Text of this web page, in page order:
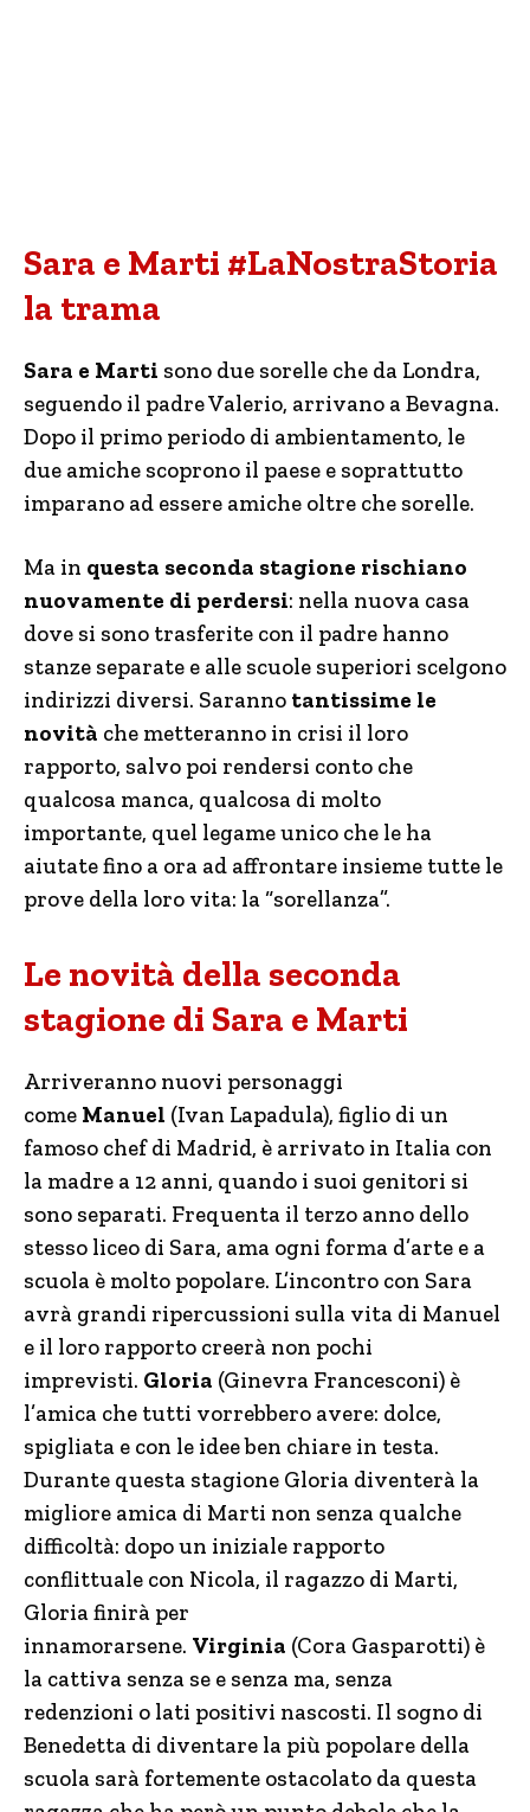
Sara e Marti #LaNostraStoria
la trama
Sara e Marti sono due sorelle che da Londra,
seguendo il padre Valerio, arrivano a Bevagna.
Dopo il primo periodo di ambientamento, le
due amiche scoprono il paese e soprattutto
imparano ad essere amiche oltre che sorelle.
Ma in questa seconda stagione rischiano
nuovamente di perdersi: nella nuova casa
dove si sono trasferite con il padre hanno
stanze separate e alle scuole superiori scelgono
indirizzi diversi. Saranno tantissime le
novità che metteranno in crisi il loro
rapporto, salvo poi rendersi conto che
qualcosa manca, qualcosa di molto
importante, quel legame unico che le ha
aiutate fino a ora ad affrontare insieme tutte le
prove della loro vita: la “sorellanza”.
Le novità della seconda
stagione di Sara e Marti
Arriveranno nuovi personaggi
come Manuel (Ivan Lapadula), figlio di un
famoso chef di Madrid, è arrivato in Italia con
la madre a 12 anni, quando i suoi genitori si
sono separati. Frequenta il terzo anno dello
stesso liceo di Sara, ama ogni forma d’arte e a
scuola è molto popolare. L’incontro con Sara
avrà grandi ripercussioni sulla vita di Manuel
e il loro rapporto creerà non pochi
imprevisti. Gloria (Ginevra Francesconi) è
l’amica che tutti vorrebbero avere: dolce,
spigliata e con le idee ben chiare in testa.
Durante questa stagione Gloria diventerà la
migliore amica di Marti non senza qualche
difficoltà: dopo un iniziale rapporto
conflittuale con Nicola, il ragazzo di Marti,
Gloria finirà per
innamorarsene. Virginia (Cora Gasparotti) è
la cattiva senza se e senza ma, senza
redenzioni o lati positivi nascosti. Il sogno di
Benedetta di diventare la più popolare della
scuola sarà fortemente ostacolato da questa